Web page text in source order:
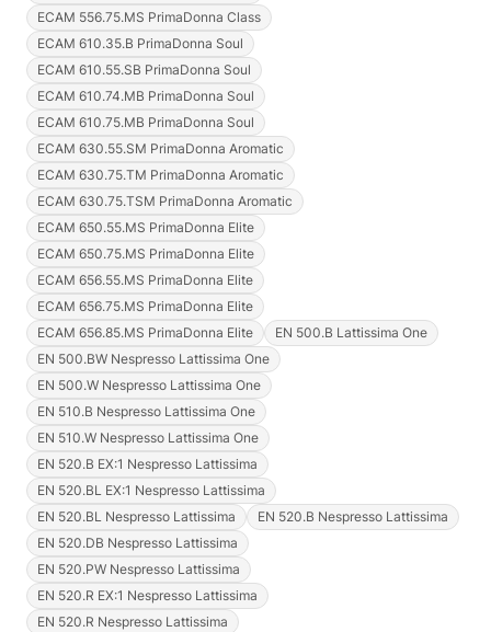
ECAM 556.75.MS PrimaDonna Class
ECAM 610.35.B PrimaDonna Soul
ECAM 610.55.SB PrimaDonna Soul
ECAM 610.74.MB PrimaDonna Soul
ECAM 610.75.MB PrimaDonna Soul
ECAM 630.55.SM PrimaDonna Aromatic
ECAM 630.75.TM PrimaDonna Aromatic
ECAM 630.75.TSM PrimaDonna Aromatic
ECAM 650.55.MS PrimaDonna Elite
ECAM 650.75.MS PrimaDonna Elite
ECAM 656.55.MS PrimaDonna Elite
ECAM 656.75.MS PrimaDonna Elite
ECAM 656.85.MS PrimaDonna Elite
EN 500.B Lattissima One
EN 500.BW Nespresso Lattissima One
EN 500.W Nespresso Lattissima One
EN 510.B Nespresso Lattissima One
EN 510.W Nespresso Lattissima One
EN 520.B EX:1 Nespresso Lattissima
EN 520.BL EX:1 Nespresso Lattissima
EN 520.BL Nespresso Lattissima
EN 520.B Nespresso Lattissima
EN 520.DB Nespresso Lattissima
EN 520.PW Nespresso Lattissima
EN 520.R EX:1 Nespresso Lattissima
EN 520.R Nespresso Lattissima